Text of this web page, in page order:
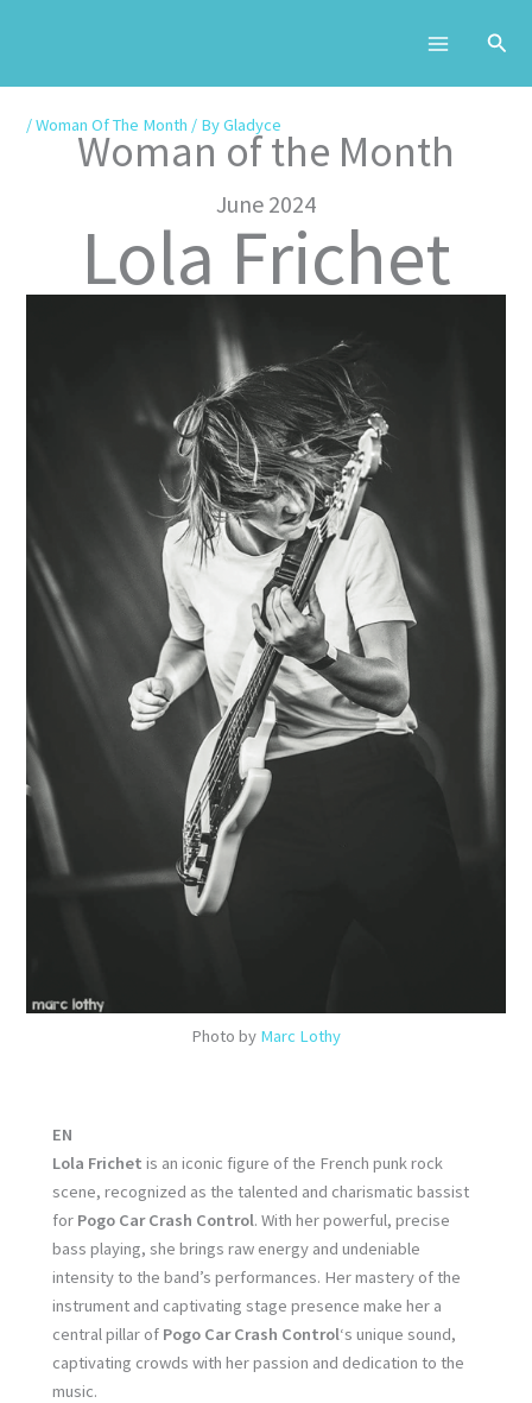
/Woman Of The Month / ByGladyce
Woman of the Month
June 2024
Lola Frichet
Photo by Marc Lothy
EN
Lola Frichet is an iconic figure of the French punk rock
scene, recognized as the talented and charismatic bassist
for Pogo Car Crash Control. With her powerful, precise
bass playing, she brings raw energy and undeniable
intensity to the band’s performances. Her mastery of the
instrument and captivating stage presence make her a
central pillar of Pogo Car Crash Control‘s unique sound,
captivating crowds with her passion and dedication to the
music.